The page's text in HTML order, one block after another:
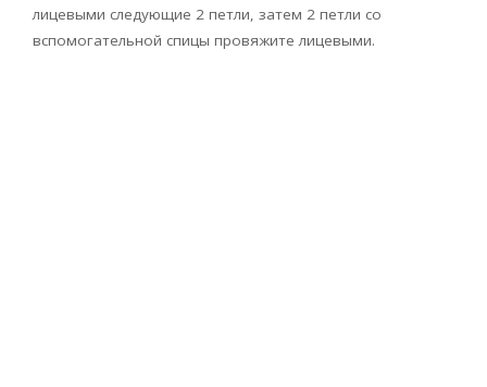
лицевыми следующие 2 петли, затем 2 петли со
вспомогательной спицы провяжите лицевыми.